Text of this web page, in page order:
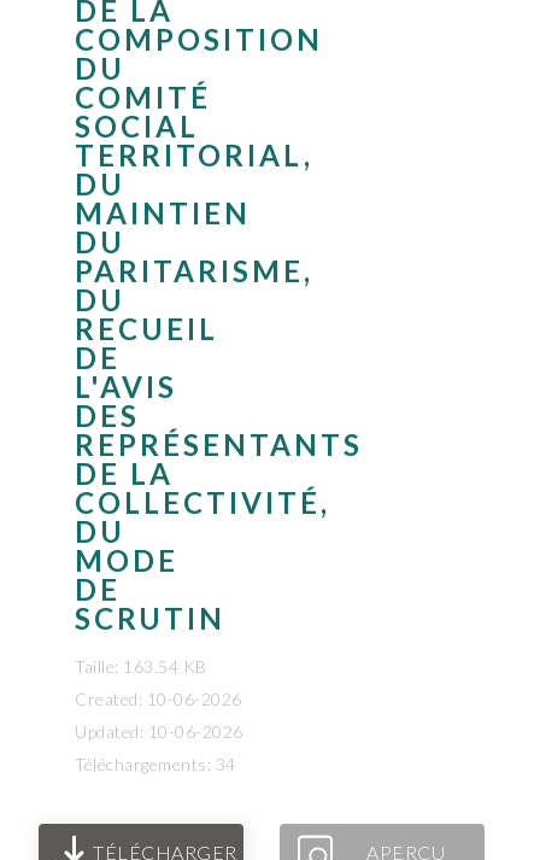
DE LA
COMPOSITION
DU
COMITÉ
SOCIAL
TERRITORIAL,
DU
MAINTIEN
DU
PARITARISME,
DU
RECUEIL
DE
L'AVIS
DES
REPRÉSENTANTS
DE LA
COLLECTIVITÉ,
DU
MODE
DE
SCRUTIN
Taille: 163.54 KB
Created: 10-06-2026
Updated: 10-06-2026
Téléchargements: 34
TÉLÉCHARGER APERÇU